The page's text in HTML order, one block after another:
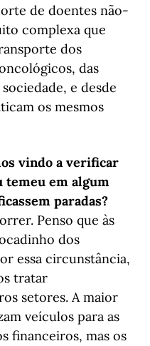
de doentes não-
complexa que
dos
das
e desde
os mesmos
vindo a verificar
temeu em algum
paradas?
Penso que às
dos
essa circunstância,
tratar
setores. A maior
veículos para as
financeiros, mas os